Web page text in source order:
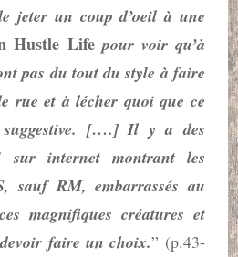
jeter un coup d’oeil à une
Hustle Lifepour voir qu’à
pas du tout du style à faire
rue et à lécher quoi que ce
suggestive. [….] Il y a des
internet montrant les
sauf RM, embarrassés au
magnifiques créatures et
faire un choix.” (p.43-